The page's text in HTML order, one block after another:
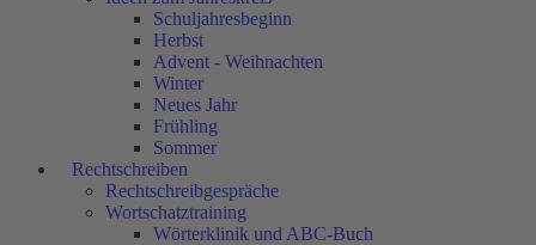
Schuljahresbeginn
Herbst
Advent - Weihnachten
Winter
Neues Jahr
Frühling
Sommer
Rechtschreiben
Rechtschreibgespräche
Wortschatztraining
Wörterklinik und ABC-Buch